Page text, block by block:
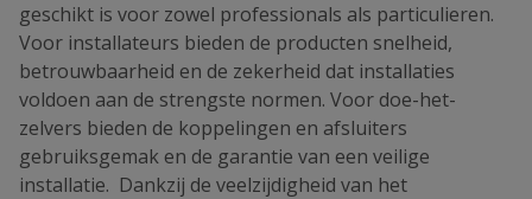
geschikt is voor zowel professionals als particulieren.
Voor installateurs bieden de producten snelheid,
betrouwbaarheid en de zekerheid dat installaties
voldoen aan de strengste normen. Voor doe-het-
zelvers bieden de koppelingen en afsluiters
gebruiksgemak en de garantie van een veilige
installatie. Dankzij de veelzijdigheid van het